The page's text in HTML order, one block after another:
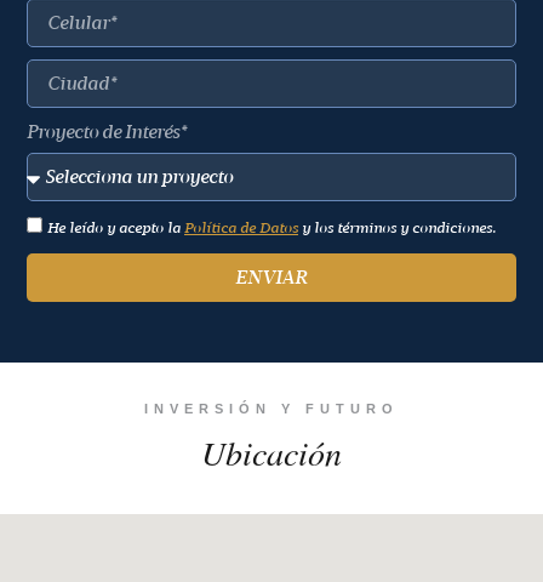
Proyecto de Interés*
He leído y acepto la Política de Datos y los términos y condiciones.
ENVIAR
INVERSIÓN Y FUTURO
Ubicación